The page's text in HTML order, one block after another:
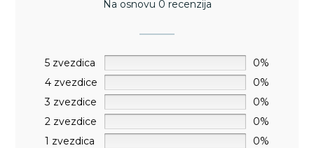
Na osnovu 0 recenzija
5 zvezdica
0%
4 zvezdice
0%
3 zvezdice
0%
2 zvezdice
0%
1 zvezdica
0%